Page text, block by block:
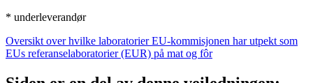
* underleverandør
Oversikt over hvilke laboratorier EU-kommisjonen har utpekt som
EUs referanselaboratorier (EUR) på mat og fôr